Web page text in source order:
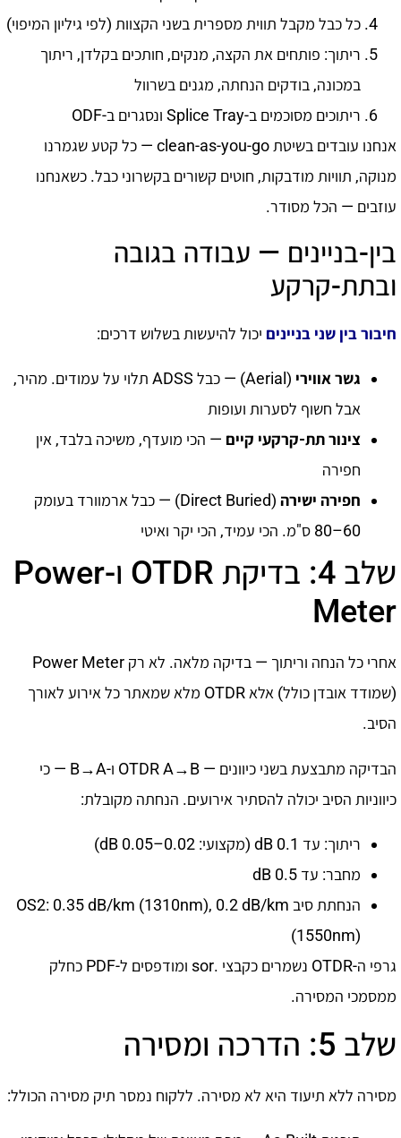
כל כבל מקבל תווית מספרית בשני הקצוות (לפי גיליון המיפוי)
ריתוך: פותחים את הקצה, מנקים, חותכים בקלדן, ריתוך
במכונה, בודקים הנחתה, מגנים בשרוול
ריתוכים מסוכמים ב-Splice Tray ונסגרים ב-ODF
אנחנו עובדים בשיטת clean-as-you-go — כל קטע שגמרנו
מנוקה, תוויות מודבקות, חוטים קשורים בקשרוני כבל. כשאנחנו
עוזבים — הכל מסודר.
בין-בניינים — עבודה בגובה
ובתת-קרקע
חיבור בין שני בניינים יכול להיעשות בשלוש דרכים:
גשר אווירי
(Aerial) — כבל ADSS תלוי על עמודים. מהיר,
אבל חשוף לסערות ועופות
צינור תת-קרקעי קיים — הכי מועדף, משיכה בלבד, אין
חפירה
חפירה ישירה
(Direct Buried) — כבל ארמוורד בעומק
60–80 ס"מ. הכי עמיד, הכי יקר ואיטי
שלב 4: בדיקת OTDR ו-Power
Meter
אחרי כל הנחה וריתוך — בדיקה מלאה. לא רק Power Meter
(שמודד אובדן כולל) אלא OTDR מלא שמאתר כל אירוע לאורך
הסיב.
הבדיקה מתבצעת בשני כיוונים — OTDR A→B ו-B→A — כי
כיווניות הסיב יכולה להסתיר אירועים. הנחתה מקובלת:
ריתוך: עד 0.1 dB (מקצועי: 0.02–0.05 dB)
מחבר: עד 0.5 dB
הנחתת סיב OS2: 0.35 dB/km (1310nm), 0.2 dB/km
(1550nm)
גרפי ה-OTDR נשמרים כקבצי .sor ומודפסים ל-PDF כחלק
ממסמכי המסירה.
שלב 5: הדרכה ומסירה
מסירה ללא תיעוד היא לא מסירה. ללקוח נמסר תיק מסירה הכולל: